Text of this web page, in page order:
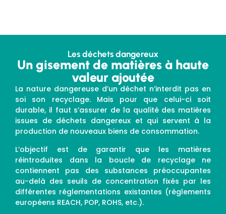
Les déchets dangereux
Un gisement de matières à haute
valeur ajoutée
La nature dangereuse d’un déchet n’interdit pas en
soi son recyclage. Mais pour que celui-ci soit
durable, il faut s’assurer de la qualité des matières
issues de déchets dangereux et qui servent à la
production de nouveaux biens de consommation.
L’objectif est de garantir que les matières
réintroduites dans la boucle de recyclage ne
contiennent pas des substances préoccupantes
au-delà des seuils de concentration fixés par les
différentes réglementations existantes (règlements
européens REACH, POP, ROHS, etc.).